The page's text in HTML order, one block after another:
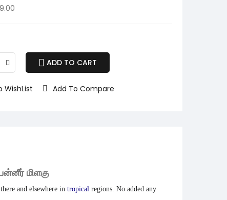
ADD TO CART
WishList Add To Compare
பன்னீர் மிளகு
and elsewhere in tropical regions. No added any